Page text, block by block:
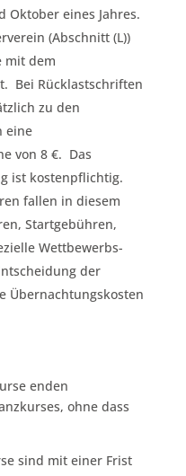
Oktober eines Jahres.
(Abschnitt (L))
mit dem
Bei Rücklastschriften
zu den
eine
von 8 €. Das
ist kostenpflichtig.
fallen in diesem
Startgebühren,
Wettbewerbs-
der
Übernachtungskosten
enden
ohne dass
sind mit einer Frist